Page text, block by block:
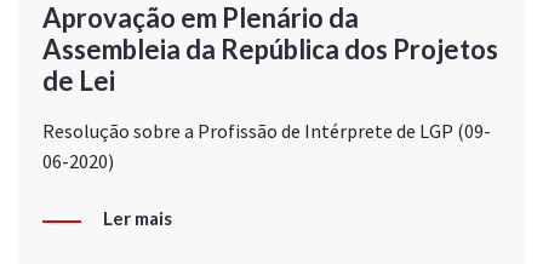
Aprovação em Plenário da
Assembleia da República dos Projetos
de Lei
Resolução sobre a Profissão de Intérprete de LGP (09-
06-2020)
Ler mais